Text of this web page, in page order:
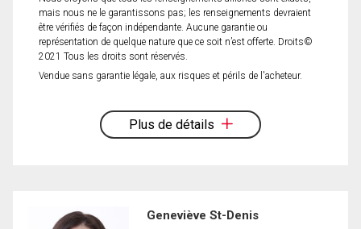
mais nous ne le garantissons pas; les renseignements devraient
être vérifiés de façon indépendante. Aucune garantie ou
représentation de quelque nature que ce soit n’est offerte. Droits©
2021 Tous les droits sont réservés.
Vendue sans garantie légale, aux risques et périls de l'acheteur.
Plus de détails
Geneviève St-Denis